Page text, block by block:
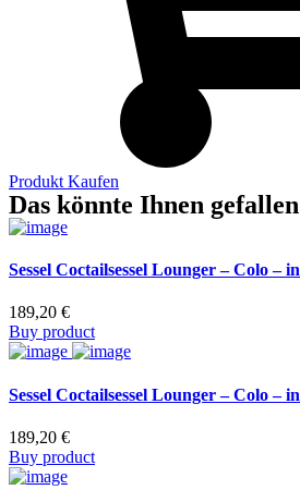
Produkt Kaufen
Das könnte Ihnen gefallen
Sessel Coctailsessel Lounger – Colo –
189,20 €
Buy product
Sessel Coctailsessel Lounger – Colo –
189,20 €
Buy product